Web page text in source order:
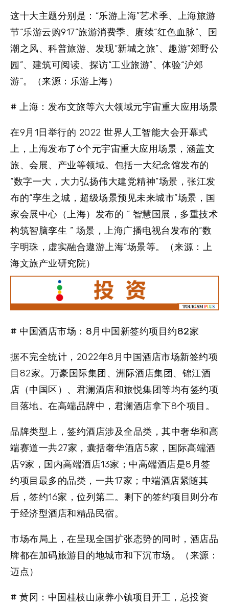
这十大主题分别是：“乐游上海”艺术季、上海旅游
节“乐游云购917”旅游消费季、赓续“红色血脉”、国
潮之风、科普旅游、发现“新城之旅”、趣游“郊野公
园”、建筑可阅读、探访“工业旅游”、体验“沪郊
游”。（来源：乐游上海）
# 上海：发布文旅等六大领域元宇宙重大应用场景
在9月1日举行的 2022 世界人工智能大会开幕式
上，上海发布了6个元宇宙重大应用场景，涵盖文
旅、会展、产业等领域。包括一大纪念馆发布的
“数字一大，大力弘扬伟大建党精神”场景，张江发
布的“孪生之城，超级场景预见未来城市”场景，国
家会展中心（上海）发布的 ” 智慧国展，多重技术
构筑智脑孪生 ” 场景，上海广播电视台发布的“数
字明珠，虚实融合遨游上海”场景等。（来源：上
海文旅产业研究院）
# 中国酒店市场：8月中国新签约项目约82家
据不完全统计，2022年8月中国酒店市场新签约项
目82家。万豪国际集团、洲际酒店集团、锦江酒
店（中国区）、君澜酒店和旅悦集团等均有签约项
目落地。在高端品牌中，君澜酒店拿下8个项目。
品牌类型上，签约酒店涉及全品类，其中奢华和高
端赛道一共27家，囊括奢华酒店5家，国际高端酒
店9家，国内高端酒店13家；中高端酒店是8月签
约项目最多的品类，一共17家；中端酒店紧随其
后，签约16家，位列第二。剩下的签约项目则分布
于经济型酒店和精品民宿。
市场布局上，在呈现全国扩张态势的同时，酒店品
牌都在加码旅游目的地城市和下沉市场。（来源：
迈点）
# 黄冈：中国桂枝山康养小镇项目开工，总投资